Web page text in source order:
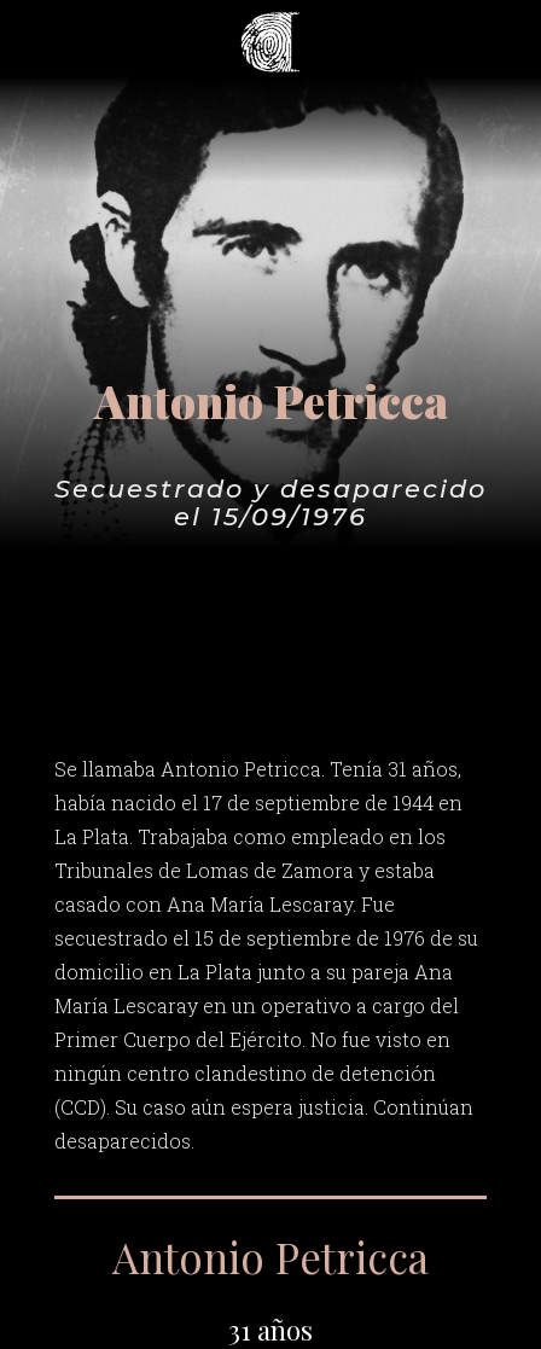
Antonio Petricca
Secuestrado y desaparecido
el 15/09/1976
Se llamaba Antonio Petricca. Tenía 31 años,
había nacido el 17 de septiembre de 1944 en
La Plata. Trabajaba como empleado en los
Tribunales de Lomas de Zamora y estaba
casado con Ana María Lescaray. Fue
secuestrado el 15 de septiembre de 1976 de su
domicilio en La Plata junto a su pareja Ana
María Lescaray en un operativo a cargo del
Primer Cuerpo del Ejército. No fue visto en
ningún centro clandestino de detención
(CCD). Su caso aún espera justicia. Continúan
desaparecidos.
Antonio Petricca
31 años